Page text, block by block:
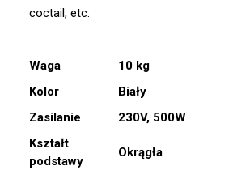
coctail, etc.
Waga
10 kg
Kolor
Biały
Zasilanie
230V, 500W
Kształt
podstawy
Okrągła